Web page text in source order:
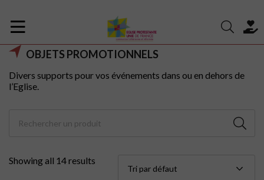
OBJETS PROMOTIONNELS
Divers supports pour vos événements dans ou en dehors de
l’Eglise.
Showing all 14 results